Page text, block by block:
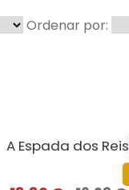
Ordenar por:
A Espada dos Reis